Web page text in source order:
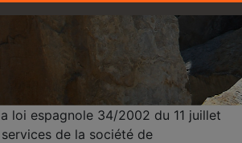
loi espagnole 34/2002 du 11 juillet
de la société de